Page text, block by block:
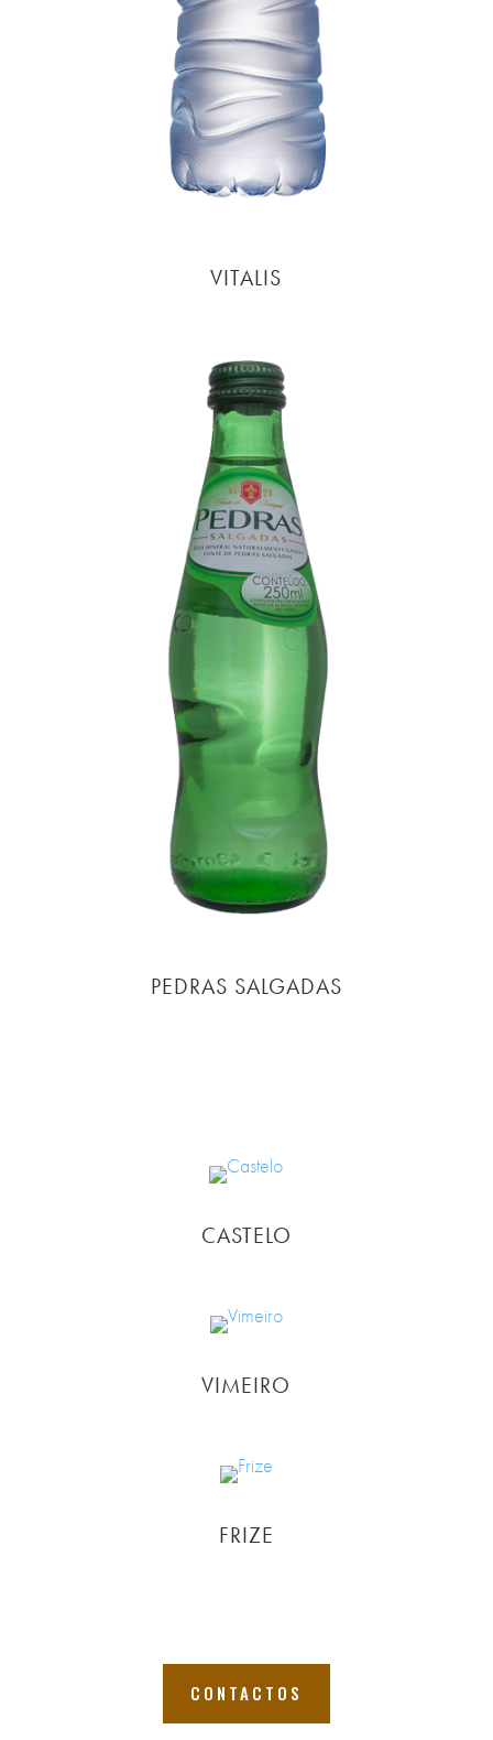
VITALIS
PEDRAS SALGADAS
CASTELO
VIMEIRO
FRIZE
CONTACTOS